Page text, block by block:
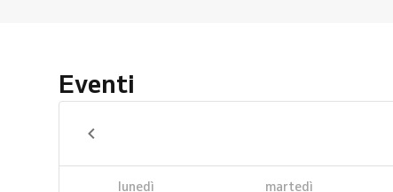
Eventi
lunedì martedì